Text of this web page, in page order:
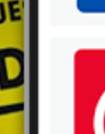
za 7 dni aktualna
Carrefour